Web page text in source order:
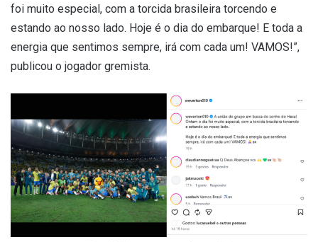
foi muito especial, com a torcida brasileira torcendo e
estando ao nosso lado. Hoje é o dia do embarque! E toda a
energia que sentimos sempre, irá com cada um! VAMOS!”,
publicou o jogador gremista.